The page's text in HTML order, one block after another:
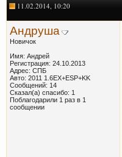
11.02.2014, 10:20
Андруша
Новичок
Имя: Андрей
Регистрация: 24.10.2013
Адрес: СПБ
Авто: 2011 1.6EX+ESP+KK
Сообщений: 14
Сказал(а) спасибо: 1
Поблагодарили 1 раз в 1
сообщении